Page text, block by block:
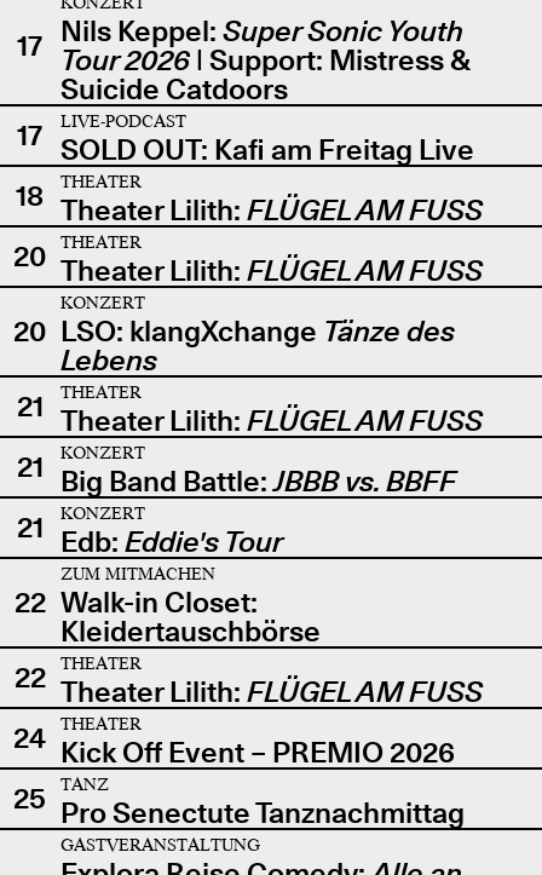
17 Nils Keppel: Super Sonic Youth
Tour 2026| Support: Mistress &
Suicide Catdoors
17
LIVE-PODCAST
SOLD OUT: Kafi am Freitag Live
18
THEATER
Theater Lilith: FLÜGEL AM FUSS
20
THEATER
Theater Lilith: FLÜGEL AM FUSS
20
KONZERT
LSO: klangXchange Tänze des
Lebens
21
THEATER
Theater Lilith: FLÜGEL AM FUSS
21
KONZERT
Big Band Battle:JBBB vs. BBFF
21
KONZERT
Edb: Eddie's Tour
22
ZUM MITMACHEN
Walk-in Closet:
Kleidertauschbörse
22
THEATER
Theater Lilith: FLÜGEL AM FUSS
24
THEATER
Kick Off Event – PREMIO 2026
25
TANZ
Pro Senectute Tanznachmittag
GASTVERANSTALTUNG